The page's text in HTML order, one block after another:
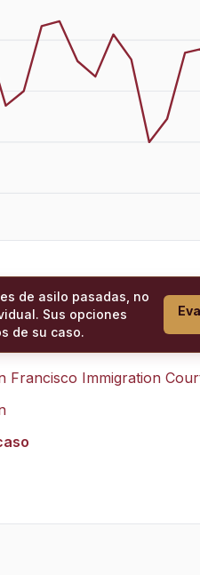
de asilo pasadas, no
Sus opciones
de su caso.
Francisco Immigration